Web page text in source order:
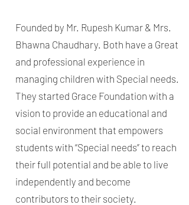
Founded by Mr. Rupesh Kumar & Mrs.
Bhawna Chaudhary. Both have a Great
and professional experience in
managing children with Special needs.​
They started Grace Foundation with a
vision to provide an educational and
social environment that empowers
students with “Special needs” to reach
their full potential and be able to live
independently and become
contributors to their society.